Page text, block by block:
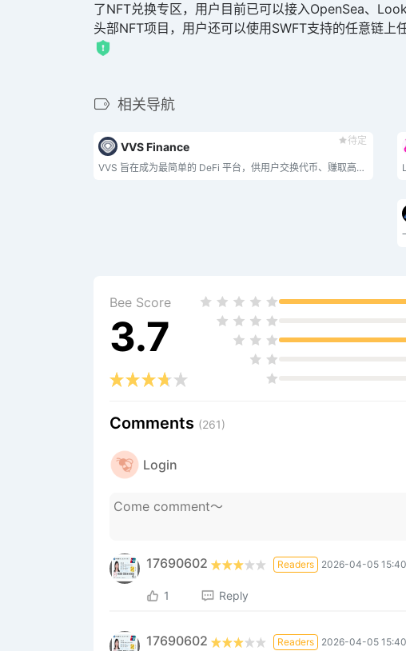
了NFT兑换专区，用户目前已可以接入OpenSea、
头部NFT项目，用户还可以使用SWFT支持的任意链上
相关导航
待定
VVS Finance
VVS 旨在成为最简单的 DeFi 平台，供用户交换代币、赚取高收益，最重要的是享受乐趣！
Bee Score
3.7
Comments (261)
Login
17690602 Readers 2026-04-05
1 Reply
17690602 Readers 2026-04-05